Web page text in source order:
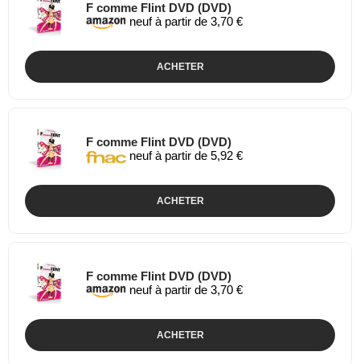
F comme Flint DVD (DVD)
neuf à partir de 3,70 €
ACHETER
F comme Flint DVD (DVD)
neuf à partir de 5,92 €
ACHETER
F comme Flint DVD (DVD)
neuf à partir de 3,70 €
ACHETER